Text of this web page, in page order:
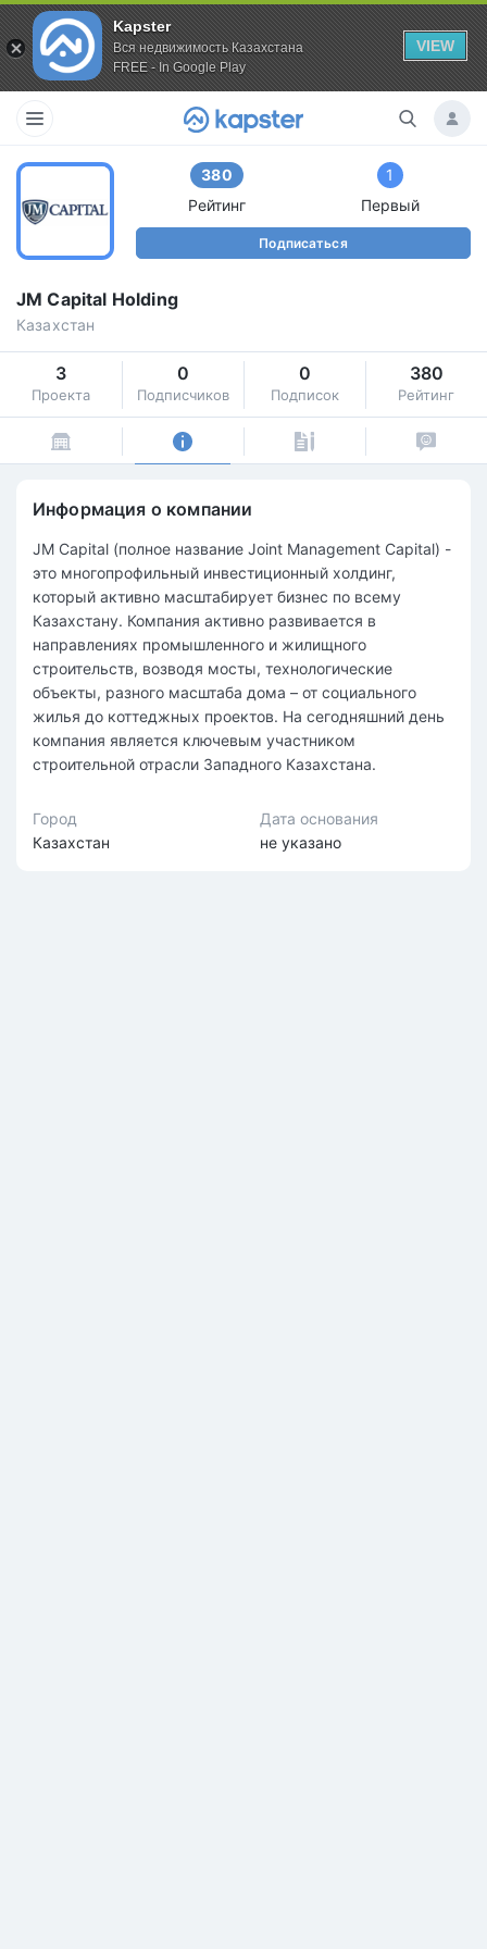
Kapster
Вся недвижимость Казахстана
FREE - In Google Play
VIEW
380
Рейтинг
1
Первый
Подписаться
JM Capital Holding
Казахстан
3
Проекта
0
Подписчиков
0
Подписок
380
Рейтинг
Информация о компании
JM Capital (полное название Joint Management Capital) -
это многопрофильный инвестиционный холдинг,
который активно масштабирует бизнес по всему
Казахстану. Компания активно развивается в
направлениях промышленного и жилищного
строительств, возводя мосты, технологические
объекты, разного масштаба дома – от социального
жилья до коттеджных проектов. На сегодняшний день
компания является ключевым участником
строительной отрасли Западного Казахстана.
Город
Казахстан
Дата основания
не указано